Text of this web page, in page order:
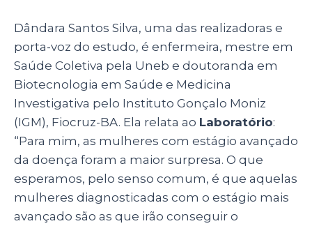
Dândara Santos Silva, uma das realizadoras e
porta-voz do estudo, é enfermeira, mestre em
Saúde Coletiva pela Uneb e doutoranda em
Biotecnologia em Saúde e Medicina
Investigativa pelo Instituto Gonçalo Moniz
(IGM), Fiocruz-BA. Ela relata ao Laboratório:
“Para mim, as mulheres com estágio avançado
da doença foram a maior surpresa. O que
esperamos, pelo senso comum, é que aquelas
mulheres diagnosticadas com o estágio mais
avançado são as que irão conseguir o